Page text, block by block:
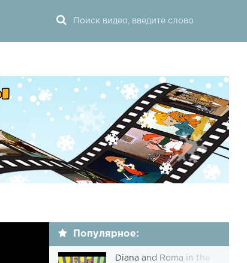
Популярное:
Diana and Roma in the